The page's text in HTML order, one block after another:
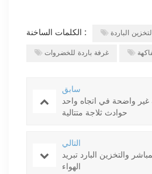
الكلمات الساخنة :
الباردة
غرفة باردة للخضروات
سابق
واضحة في اتجاه واحد
حوادث ثلاجة متتالية
التالي
والتخزين البارد تبريد
الهواء